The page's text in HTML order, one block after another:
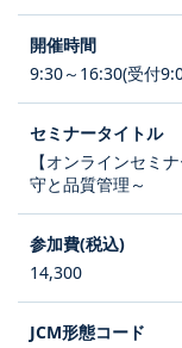
9:30～16:30(受付
【オンラインセミ
守と品質管理～
14,300